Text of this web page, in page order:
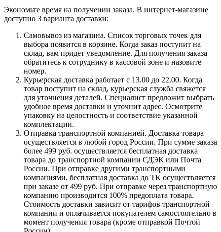
Экономьте время на получении заказа. В интернет-магазине
доступно 3 варианта доставки:
Самовывоз из магазина. Список торговых точек для
выбора появится в корзине. Когда заказ поступит на
склад, вам придет уведомление. Для получения заказа
обратитесь к сотруднику в кассовой зоне и назовите
номер.
Курьерская доставка работает с 13.00 до 22.00. Когда
товар поступит на склад, курьерская служба свяжется
для уточнения деталей. Специалист предложит выбрать
удобное время доставки и уточнит адрес. Осмотрите
упаковку на целостность и соответствие указанной
комплектации.
Отправка транспортной компанией. Доставка товара
осуществляется в любой город России. При сумме заказа
более 499 руб. осуществляется бесплатная доставка
товара до транспортной компании СДЭК или Почта
России. При отправке другими транспортными
компаниями, бесплатная доставка до ТК осуществляется
при заказе от 499 руб. При отправке через транспортную
компанию производится 100% предоплата товара.
Стоимость доставки зависит от тарифов транспортной
компании и оплачивается покупателем самостоятельно в
момент получения товара (кроме отправкой Почтой